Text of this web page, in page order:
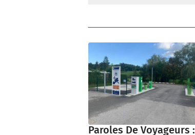
Paroles De Voyageurs :